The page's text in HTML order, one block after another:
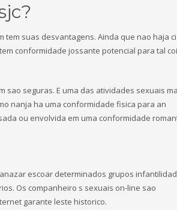
suas desvantagens. Ainda que nao haja
conformidade jossante potencial para tal
seguras. E uma das atividades sexuais
nanja ha uma conformidade fisica para an
ou envolvida em uma conformidade
escoar determinados grupos
Os companheiro s sexuais on-line sao
garante leste historico.